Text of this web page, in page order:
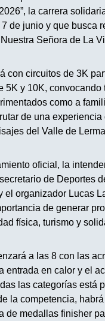
la carrera
7 de junio y que busca
Señora de La
con circuitos de 3K
5K y 10K, convocando
como a
de una experiencia
del Valle de
oficial, la
de Deportes
el organizador Lucas
de generar
física, turismo y
a las 8 con las
entrada en calor y el
las categorías está
la competencia,
de medallas finisher